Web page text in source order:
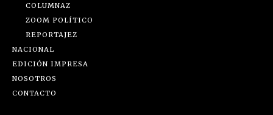
COLUMNAZ
ZOOM POLÍTICO
REPORTAJEZ
NACIONAL
EDICIÓN IMPRESA
NOSOTROS
CONTACTO